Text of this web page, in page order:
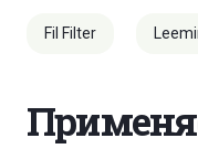
Fil Filter